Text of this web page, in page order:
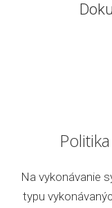
Na vykonávanie
typu